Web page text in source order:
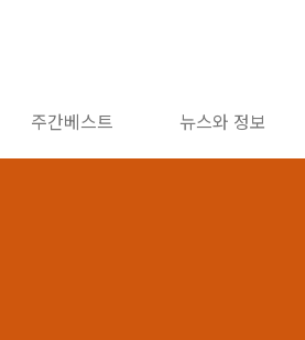
주간베스트 뉴스와 정보